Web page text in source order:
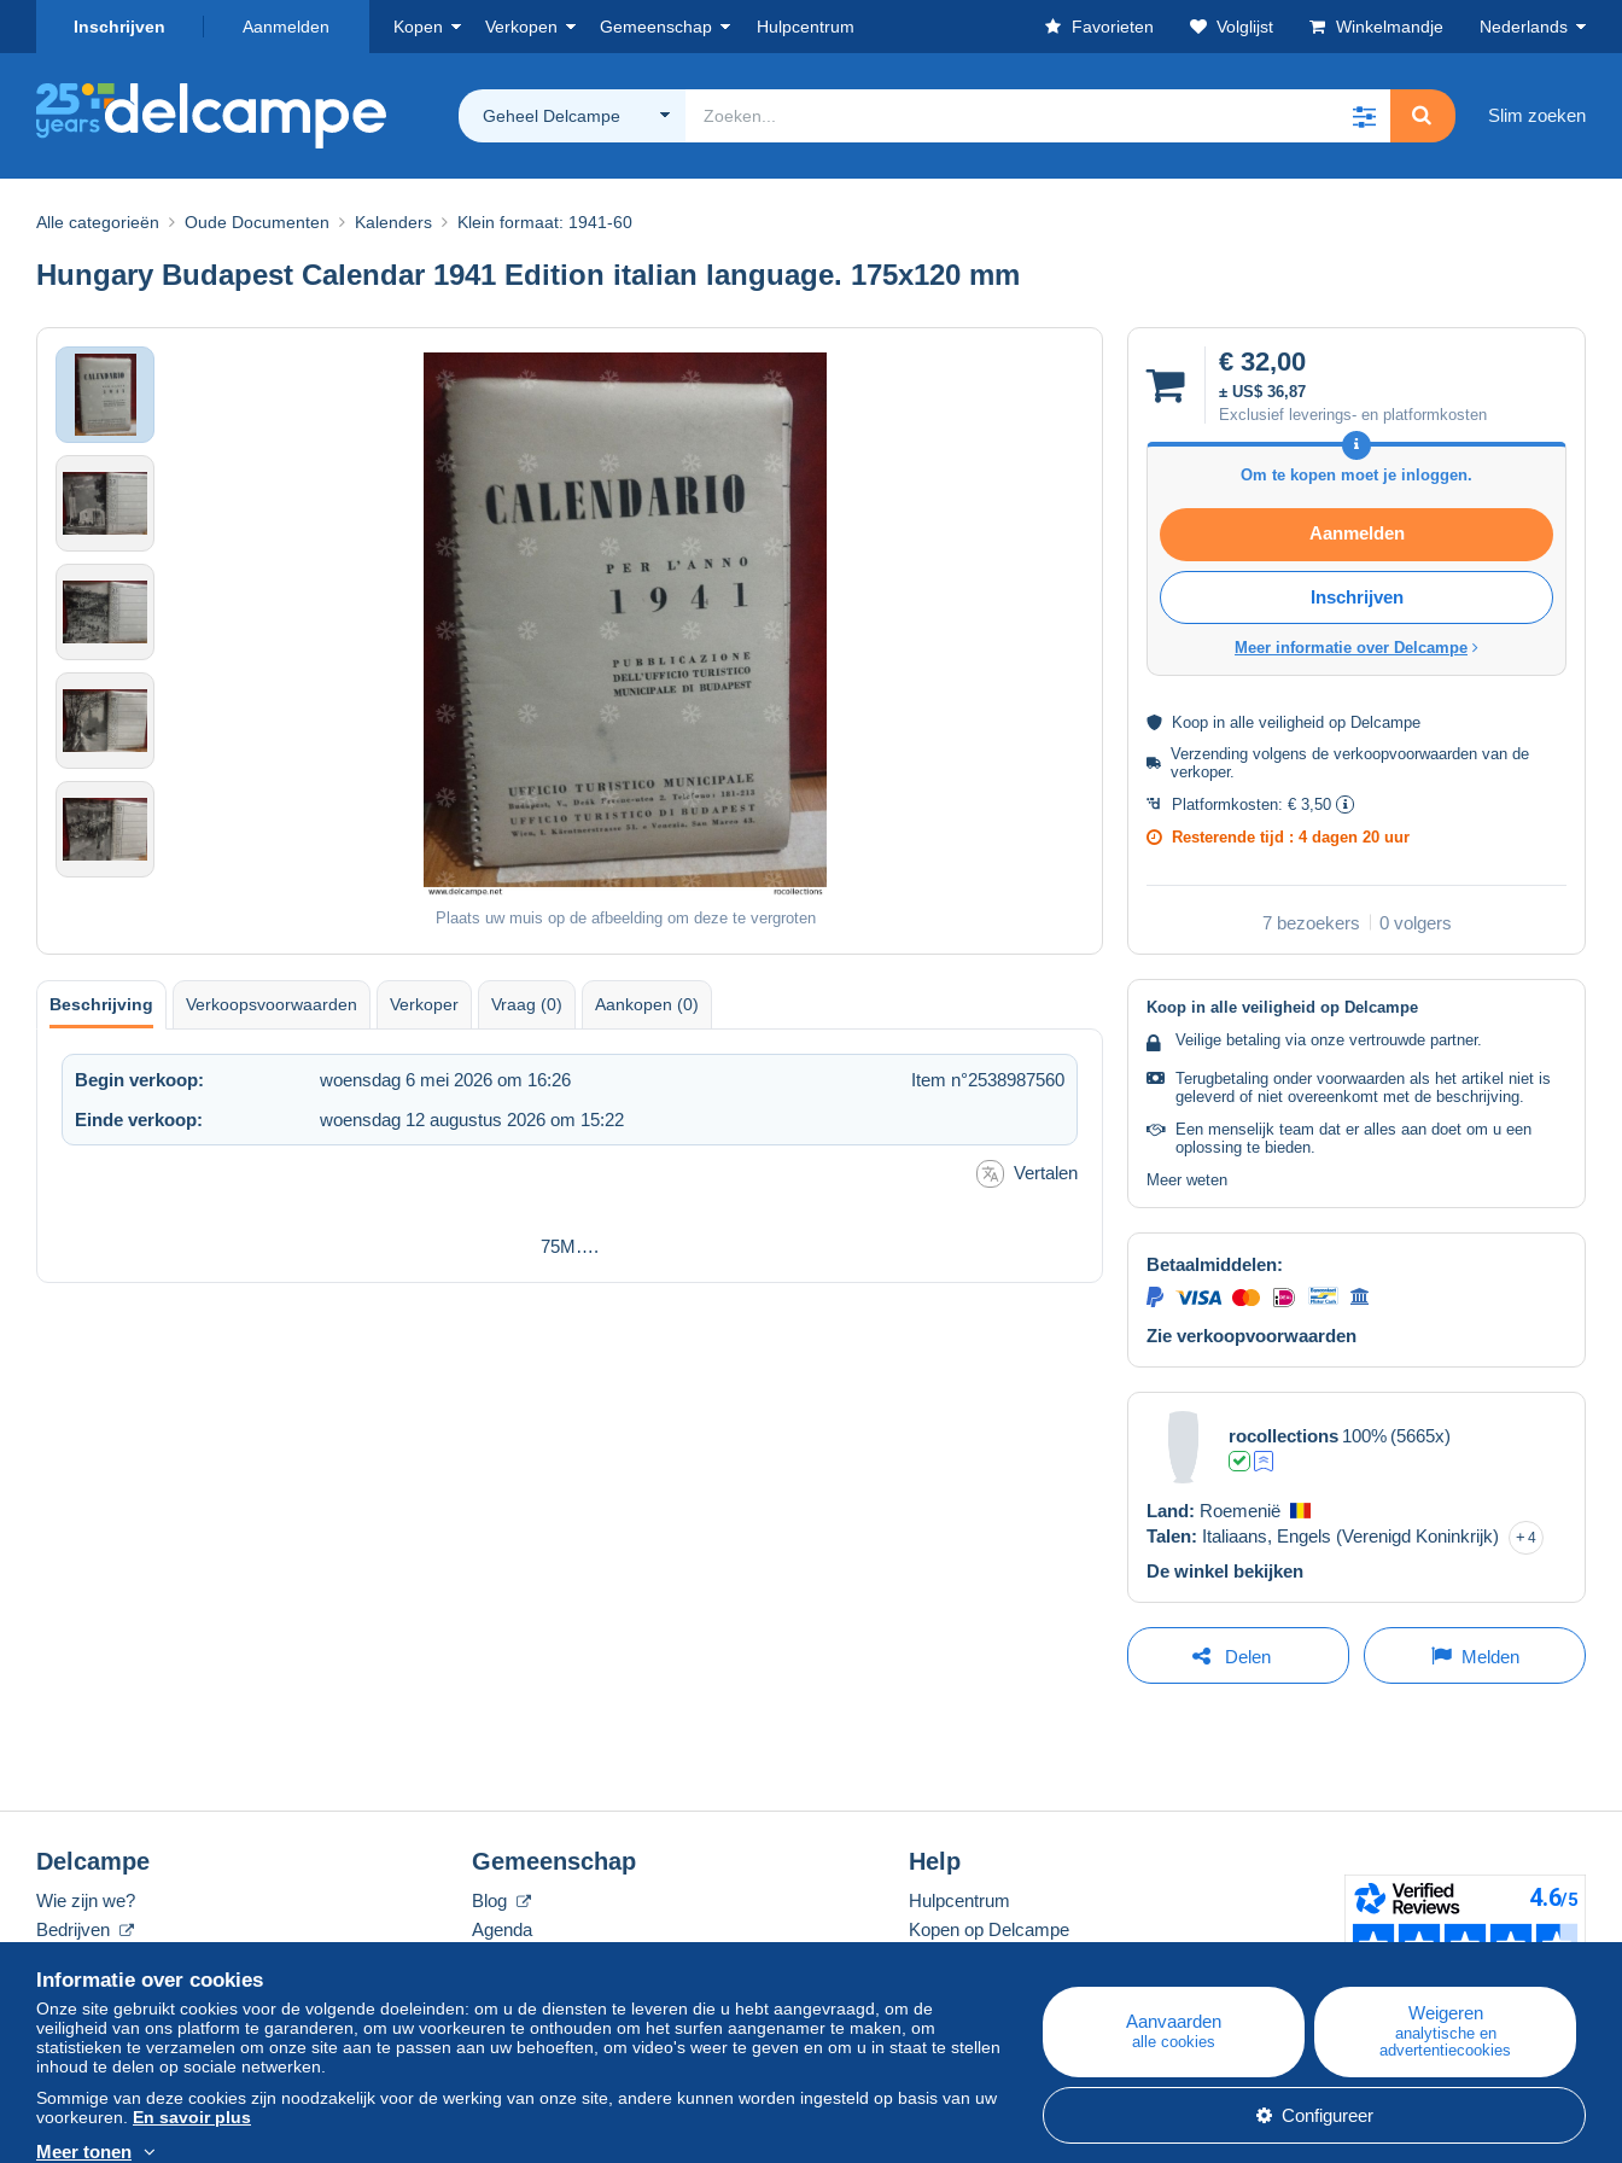
Inschrijven Aanmelden Kopen Verkopen Gemeenschap Hulpcentrum Favorieten Volglijst Winkelmandje Nederlands
Geheel Delcampe Slim zoeken
Alle categorieën Oude Documenten Kalenders Klein formaat: 1941-60
Hungary Budapest Calendar 1941 Edition italian language. 175x120 mm
Plaats uw muis op de afbeelding om deze te vergroten
€ 32,00
± US$ 36,87
Exclusief leverings- en platformkosten
Om te kopen moet je inloggen.
Aanmelden
Inschrijven
Meer informatie over Delcampe
Koop in alle veiligheid op Delcampe
Verzending volgens deverkoopvoorwaarden van de
verkoper.
Platformkosten: € 3,50
Resterende tijd : 4 dagen 20 uur
7 bezoekers 0 volgers
Beschrijving Verkoopsvoorwaarden Verkoper Vraag (0) Aankopen (0)
Begin verkoop: woensdag 6 mei 2026 om 16:26
Item n°2538987560
Einde verkoop:
woensdag 12 augustus 2026 om 15:22
Vertalen
75M….
Koop in alle veiligheid op Delcampe
Veilige betaling via onze vertrouwde partner.
Terugbetaling onder voorwaarden als het artikel niet is
geleverd of niet overeenkomt met de beschrijving.
Een menselijk team dat er alles aan doet om u een
oplossing te bieden.
Meer weten
Betaalmiddelen:
Zie verkoopvoorwaarden
rocollections 100% (5665x)
Land: Roemenië
Talen: Italiaans, Engels (Verenigd Koninkrijk) 4
De winkel bekijken
Delen Melden
Informatie over cookies
Onze site gebruikt cookies voor de volgende doeleinden: om u de diensten te leveren die u hebt aangevraagd, om de
veiligheid van ons platform te garanderen, om uw voorkeuren te onthouden om het surfen aangenamer te maken, om
statistieken te verzamelen om onze site aan te passen aan uw behoeften, om video's weer te geven en om u in staat te stellen
inhoud te delen op sociale netwerken.
Sommige van deze cookies zijn noodzakelijk voor de werking van onze site, andere kunnen worden ingesteld op basis van uw
voorkeuren. En savoir plus
Meer tonen
Aanvaarden
alle cookies
Weigeren
analytische en
advertentiecookies
Configureer
Delcampe
Wie zijn we?
Bedrijven
Neem contact met ons op
Gemeenschap
Blog
Agenda
Help
Hulpcentrum
Kopen op Delcampe
Een beveiligde website
© Delcampe International srl. Alle rechten voorbehouden.